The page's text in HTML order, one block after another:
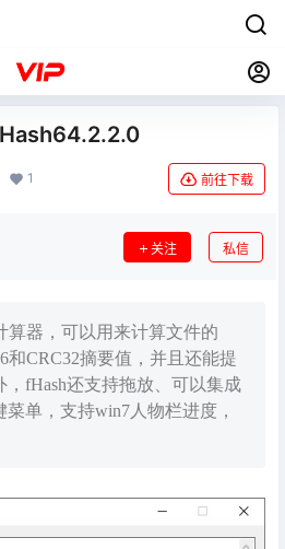
1 前往下载
关注 私信
算器，可以用来计算文件的
和CRC32摘要值，并且还能提
fHash还支持拖放、可以集成
单，支持win7人物栏进度，